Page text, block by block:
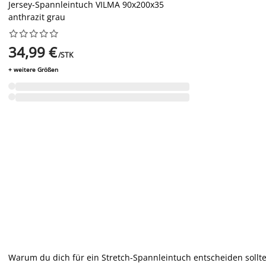
Jersey-Spannleintuch VILMA 90x200x35
anthrazit grau






34,99 €/STK
+ weitere Größen
Warum du dich für ein Stretch-Spannleintuch entscheiden